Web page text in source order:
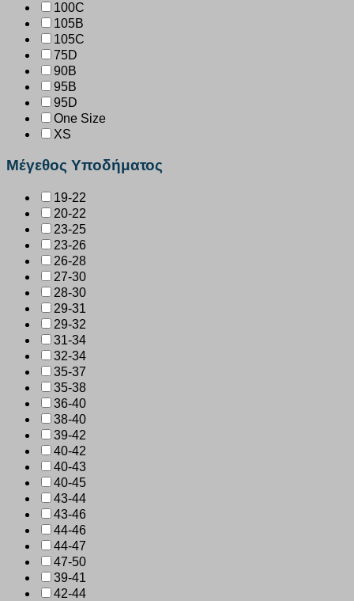
100C
105B
105C
75D
90B
95B
95D
One Size
XS
Μέγεθος Υποδήματος
19-22
20-22
23-25
23-26
26-28
27-30
28-30
29-31
29-32
31-34
32-34
35-37
35-38
36-40
38-40
39-42
40-42
40-43
40-45
43-44
43-46
44-46
44-47
47-50
39-41
42-44